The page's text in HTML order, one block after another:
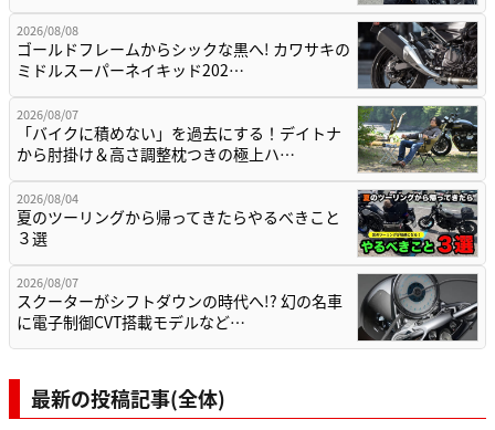
2026/08/08
ゴールドフレームからシックな黒へ! カワサキの
ミドルスーパーネイキッド202…
2026/08/07
「バイクに積めない」を過去にする！デイトナ
から肘掛け＆高さ調整枕つきの極上ハ…
2026/08/04
夏のツーリングから帰ってきたらやるべきこと
３選
2026/08/07
スクーターがシフトダウンの時代へ!? 幻の名車
に電子制御CVT搭載モデルなど…
最新の投稿記事(全体)